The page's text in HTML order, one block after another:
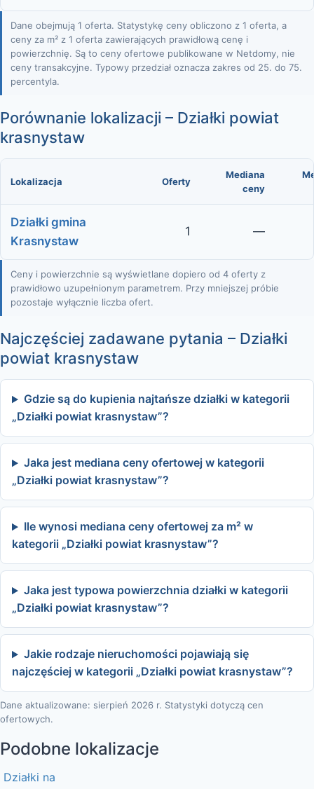
Dane obejmują 1 oferta. Statystykę ceny obliczono z 1 oferta, a
ceny za m² z 1 oferta zawierających prawidłową cenę i
powierzchnię. Są to ceny ofertowe publikowane w Netdomy, nie
ceny transakcyjne. Typowy przedział oznacza zakres od 25. do 75.
percentyla.
Porównanie lokalizacji – Działki powiat
krasnystaw
Lokalizacja Oferty
Mediana
ceny
Działki gmina
Krasnystaw
1 —
Ceny i powierzchnie są wyświetlane dopiero od 4 oferty z
prawidłowo uzupełnionym parametrem. Przy mniejszej próbie
pozostaje wyłącznie liczba ofert.
Najczęściej zadawane pytania – Działki
powiat krasnystaw
Gdzie są do kupienia najtańsze działki w kategorii
„Działki powiat krasnystaw”?
Jaka jest mediana ceny ofertowej w kategorii
„Działki powiat krasnystaw”?
Ile wynosi mediana ceny ofertowej za m² w
kategorii „Działki powiat krasnystaw”?
Jaka jest typowa powierzchnia działki w kategorii
„Działki powiat krasnystaw”?
Jakie rodzaje nieruchomości pojawiają się
najczęściej w kategorii „Działki powiat krasnystaw”?
Dane aktualizowane: sierpień 2026 r. Statystyki dotyczą cen
ofertowych.
Podobne lokalizacje
Działki na